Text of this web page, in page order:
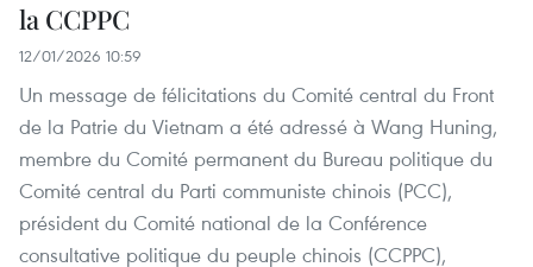
la CCPPC
12/01/2026 10:59
Un message de félicitations du Comité central du Front
de la Patrie du Vietnam a été adressé à Wang Huning,
membre du Comité permanent du Bureau politique du
Comité central du Parti communiste chinois (PCC),
président du Comité national de la Conférence
consultative politique du peuple chinois (CCPPC),